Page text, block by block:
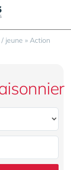
jeune » Action